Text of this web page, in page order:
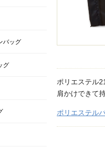
ポリエステル
肩かけできて
ポリエステル
バッグ
グ